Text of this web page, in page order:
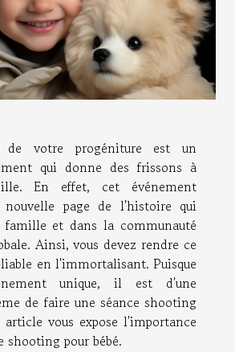
de votre progéniture est un
qui donne des frissons à
En effet, cet événement
nouvelle page de l'histoire qui
et dans la communauté
Ainsi, vous devez rendre ce
en l'immortalisant. Puisque
unique, il est d'une
de faire une séance shooting
article vous expose l'importance
shooting pour bébé.